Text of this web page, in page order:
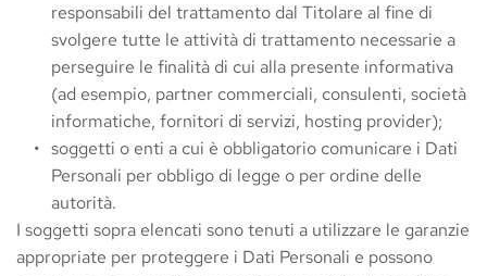
responsabili del trattamento dal Titolare al fine di
svolgere tutte le attività di trattamento necessarie a
perseguire le finalità di cui alla presente informativa
(ad esempio, partner commerciali, consulenti, società
informatiche, fornitori di servizi, hosting provider);
soggetti o enti a cui è obbligatorio comunicare i Dati
Personali per obbligo di legge o per ordine delle
autorità.
I soggetti sopra elencati sono tenuti a utilizzare le garanzie
appropriate per proteggere i Dati Personali e possono